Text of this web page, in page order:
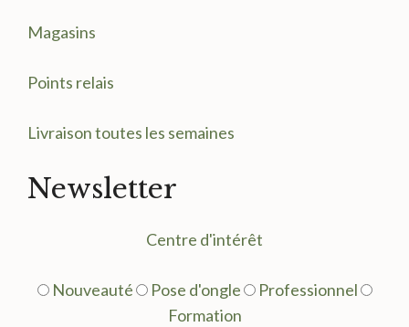
Magasins
Points relais
Livraison toutes les semaines
Newsletter
Centre d'intérêt
Nouveauté Pose d'ongle
Professionnel
Formation